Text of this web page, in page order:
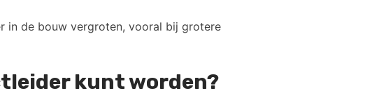
in de bouw vergroten, vooral bij grotere
kunt worden?